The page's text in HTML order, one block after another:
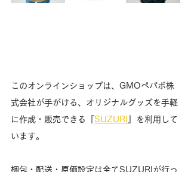
このオンラインショップは、GMOペパボ株
式会社が手がける、オリジナルグッズを手軽
に作成・販売できる『SUZURI
』を利用して
います。
梱包・配送・原価設定は全てSUZURIが行っ